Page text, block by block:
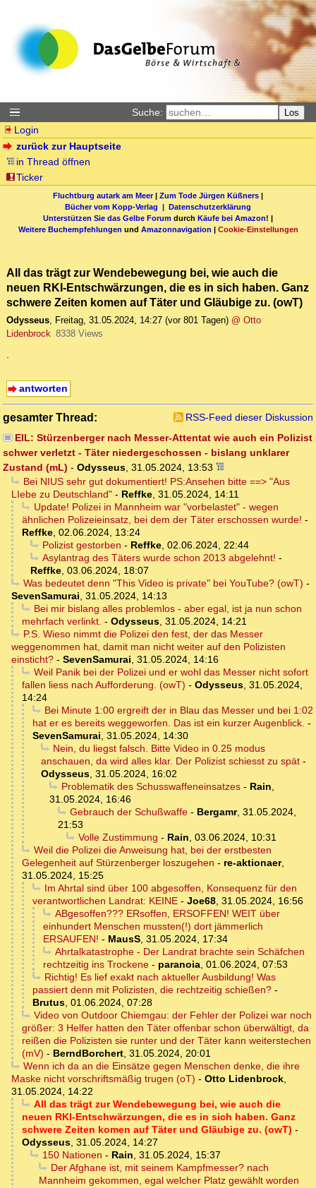
Suche: Los
Login
zurück zur Hauptseite
in Thread öffnen
Ticker
Fluchtburg autark am Meer| Zum Tode Jürgen Küßners |
Bücher vom Kopp-Verlag | Datenschutzerklärung
Unterstützen Sie das Gelbe Forum durch Käufe bei Amazon! |
Weitere Buchempfehlungen und Amazonnavigation | Cookie-Einstellungen
All das trägt zur Wendebewegung bei, wie auch die
neuen RKI-Entschwärzungen, die es in sich haben. Ganz
schwere Zeiten komen auf Täter und Gläubige zu. (owT)
Odysseus, Freitag, 31.05.2024, 14:27 (vor 801 Tagen) @ Otto
Lidenbrock 8338 Views
.
antworten
gesamter Thread:
RSS-Feed dieser Diskussion
EIL: Stürzenberger nach Messer-Attentat wie auch ein Polizist
schwer verletzt - Täter niedergeschossen - bislang unklarer
Zustand (mL) - Odysseus, 31.05.2024, 13:53
Bei NIUS sehr gut dokumentiert! PS:Ansehen bitte ==> "Aus
LIebe zu Deutschland" - Reffke, 31.05.2024, 14:11
Update! Polizei in Mannheim war "vorbelastet" - wegen
ähnlichen Polizeieinsatz, bei dem der Täter erschossen wurde! -
Reffke, 02.06.2024, 13:24
Polizist gestorben - Reffke, 02.06.2024, 22:44
Asylantrag des Täters wurde schon 2013 abgelehnt! -
Reffke, 03.06.2024, 18:07
Was bedeutet denn "This Video is private" bei YouTube? (owT) -
SevenSamurai, 31.05.2024, 14:13
Bei mir bislang alles problemlos - aber egal, ist ja nun schon
mehrfach verlinkt. - Odysseus, 31.05.2024, 14:21
P.S. Wieso nimmt die Polizei den fest, der das Messer
weggenommen hat, damit man nicht weiter auf den Polizisten
einsticht? - SevenSamurai, 31.05.2024, 14:16
Weil Panik bei der Polizei und er wohl das Messer nicht sofort
fallen liess nach Aufforderung. (owT) - Odysseus, 31.05.2024,
14:24
Bei Minute 1:00 ergreift der in Blau das Messer und bei 1:02
hat er es bereits weggeworfen. Das ist ein kurzer Augenblick. -
SevenSamurai, 31.05.2024, 14:30
Nein, du liegst falsch. Bitte Video in 0.25 modus
anschauen, da wird alles klar. Der Polizist schiesst zu spät -
Odysseus, 31.05.2024, 16:02
Problematik des Schusswaffeneinsatzes- Rain,
31.05.2024, 16:46
Gebrauch der Schußwaffe- Bergamr, 31.05.2024,
21:53
Volle Zustimmung - Rain, 03.06.2024, 10:31
Weil die Polizei die Anweisung hat, bei der erstbesten
Gelegenheit auf Stürzenberger loszugehen - re-aktionaer,
31.05.2024, 15:25
Im Ahrtal sind über 100 abgesoffen, Konsequenz für den
verantwortlichen Landrat: KEINE - Joe68, 31.05.2024, 16:56
ABgesoffen??? ERsoffen, ERSOFFEN! WEIT über
einhundert Menschen mussten(!) dort jämmerlich
ERSAUFEN! - MausS, 31.05.2024, 17:34
Ahrtalkatastrophe - Der Landrat brachte sein Schäfchen
rechtzeitig ins Trockene - paranoia, 01.06.2024, 07:53
Richtig! Es lief exakt nach aktueller Ausbildung! Was
passiert denn mit Polizisten, die rechtzeitig schießen? -
Brutus, 01.06.2024, 07:28
Video von Outdoor Chiemgau: der Fehler der Polizei war noch
größer: 3 Helfer hatten den Täter offenbar schon überwältigt, da
reißen die Polizisten sie runter und der Täter kann weiterstechen
(mV) - BerndBorchert, 31.05.2024, 20:01
Wenn ich da an die Einsätze gegen Menschen denke, die ihre
Maske nicht vorschriftsmäßig trugen (oT) - Otto Lidenbrock,
31.05.2024, 14:22
All das trägt zur Wendebewegung bei, wie auch die
neuen RKI-Entschwärzungen, die es in sich haben. Ganz
schwere Zeiten komen auf Täter und Gläubige zu. (owT) -
Odysseus, 31.05.2024, 14:27
150 Nationen - Rain, 31.05.2024, 15:37
Der Afghane ist, mit seinem Kampfmesser? nach
Mannheim gekommen, egal welcher Platz gewählt worden